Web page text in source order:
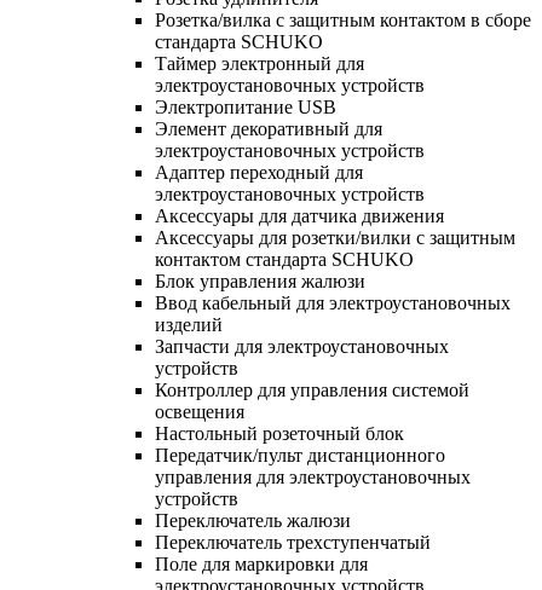
Розетка/вилка с защитным контактом в сборе
стандарта SCHUKO
Таймер электронный для
электроустановочных устройств
Электропитание USB
Элемент декоративный для
электроустановочных устройств
Адаптер переходный для
электроустановочных устройств
Аксессуары для датчика движения
Аксессуары для розетки/вилки с защитным
контактом стандарта SCHUKO
Блок управления жалюзи
Ввод кабельный для электроустановочных
изделий
Запчасти для электроустановочных
устройств
Контроллер для управления системой
освещения
Настольный розеточный блок
Передатчик/пульт дистанционного
управления для электроустановочных
устройств
Переключатель жалюзи
Переключатель трехступенчатый
Поле для маркировки для
электроустановочных устройств